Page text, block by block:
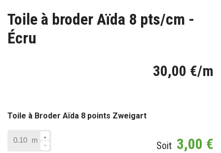
Toile à broder Aïda 8 pts/cm -
Écru
30,00 €/m
Toile à Broder Aïda 8 points Zweigart
m Soit 3,00 €